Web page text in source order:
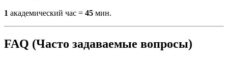
1 академический час = 45 мин.
FAQ (Часто задаваемые вопросы)